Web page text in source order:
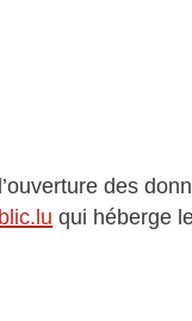
des
qui héberge